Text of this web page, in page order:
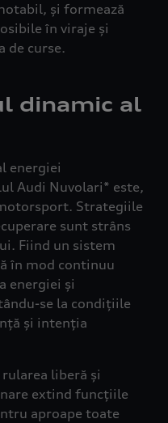
și formează
în viraje și
de curse.
dinamic al
energiei
Audi Nuvolari* este,
Strategiile
sunt strâns
Fiind un sistem
în mod continuu
energiei și
se la condițiile
și intenția
liberă și
extind funcțiile
aproape toate